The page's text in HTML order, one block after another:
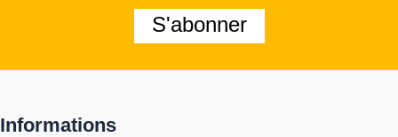
S'abonner
Informations